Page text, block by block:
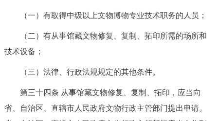
（一）有取得中级以上文物博物专业技术职务的人员；
（二）有从事馆藏文物修复、复制、拓印所需的场所和
技术设备；
（三）法律、行政法规规定的其他条件。
第三十四条 从事馆藏文物修复、复制、拓印，应当向
省、自治区、直辖市人民政府文物行政主管部门提出申请。